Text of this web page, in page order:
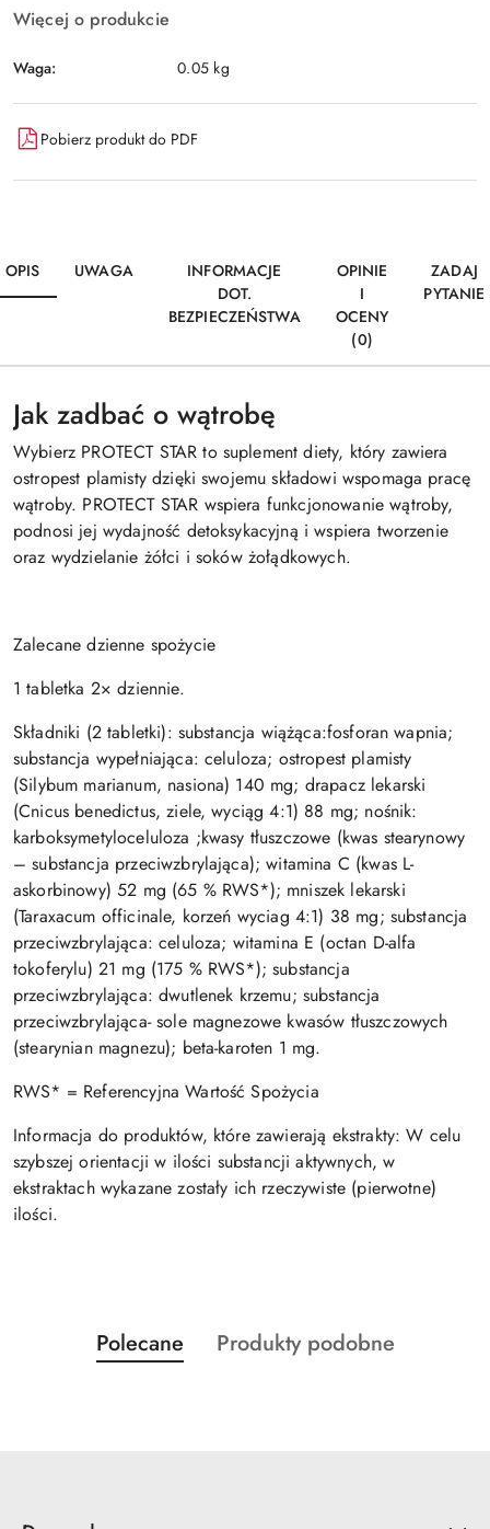
Więcej o produkcie
Waga: 0.05 kg
Pobierz produkt do PDF
OPIS UWAGA
INFORMACJE
DOT.
BEZPIECZEŃSTWA
OPINIE
I
OCENY
(0)
ZADAJ
PYTANIE
Jak zadbać o wątrobę
Wybierz PROTECT STAR to suplement diety, który zawiera
ostropest plamisty dzięki swojemu składowi wspomaga pracę
wątroby. PROTECT STAR wspiera funkcjonowanie wątroby,
podnosi jej wydajność detoksykacyjną i wspiera tworzenie
oraz wydzielanie żółci i soków żołądkowych.
Zalecane dzienne spożycie
1 tabletka 2× dziennie.
Składniki (2 tabletki): substancja wiążąca:fosforan wapnia;
substancja wypełniająca: celuloza; ostropest plamisty
(Silybum marianum, nasiona) 140 mg; drapacz lekarski
(Cnicus benedictus, ziele, wyciąg 4:1) 88 mg; nośnik:
karboksymetyloceluloza ;kwasy tłuszczowe (kwas stearynowy
– substancja przeciwzbrylająca); witamina C (kwas L-
askorbinowy) 52 mg (65 % RWS*); mniszek lekarski
(Taraxacum officinale, korzeń wyciag 4:1) 38 mg; substancja
przeciwzbrylająca: celuloza; witamina E (octan D-alfa
tokoferylu) 21 mg (175 % RWS*); substancja
przeciwzbrylająca: dwutlenek krzemu; substancja
przeciwzbrylająca- sole magnezowe kwasów tłuszczowych
(stearynian magnezu); beta-karoten 1 mg.
RWS* = Referencyjna Wartość Spożycia
Informacja do produktów, które zawierają ekstrakty: W celu
szybszej orientacji w ilości substancji aktywnych, w
ekstraktach wykazane zostały ich rzeczywiste (pierwotne)
ilości.
Pomiń karuzelę produktów
Produkty
o
Polecane
Produkty
Produkty podobne